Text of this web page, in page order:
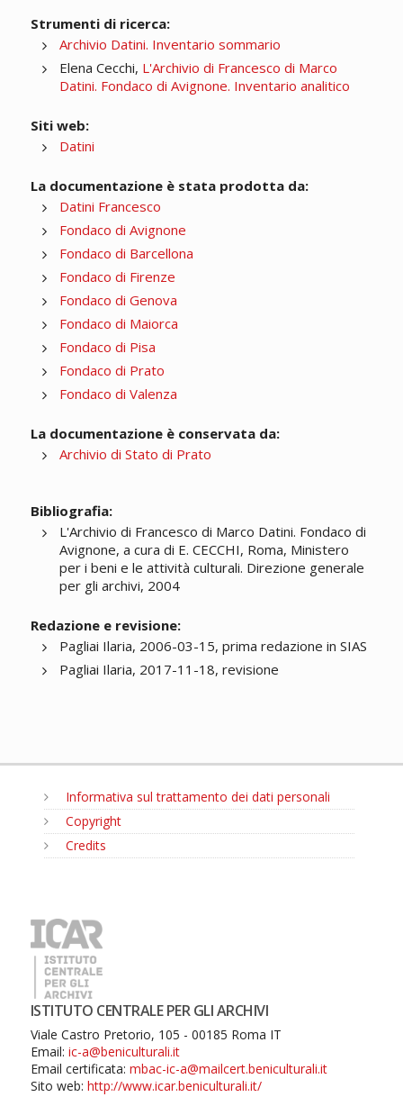
Strumenti di ricerca:
Archivio Datini. Inventario sommario
Elena Cecchi, L'Archivio di Francesco di Marco
Datini. Fondaco di Avignone. Inventario analitico
Siti web:
Datini
La documentazione è stata prodotta da:
Datini Francesco
Fondaco di Avignone
Fondaco di Barcellona
Fondaco di Firenze
Fondaco di Genova
Fondaco di Maiorca
Fondaco di Pisa
Fondaco di Prato
Fondaco di Valenza
La documentazione è conservata da:
Archivio di Stato di Prato
Bibliografia:
L'Archivio di Francesco di Marco Datini. Fondaco di
Avignone, a cura di E. CECCHI, Roma, Ministero
per i beni e le attività culturali. Direzione generale
per gli archivi, 2004
Redazione e revisione:
Pagliai Ilaria, 2006-03-15, prima redazione in SIAS
Pagliai Ilaria, 2017-11-18, revisione
Informativa sul trattamento dei dati personali
Copyright
Credits
ISTITUTO CENTRALE PER GLI ARCHIVI
Viale Castro Pretorio, 105 - 00185 Roma IT
Email: ic-a@beniculturali.it
Email certificata: mbac-ic-a@mailcert.beniculturali.it
Sito web: http://www.icar.beniculturali.it/